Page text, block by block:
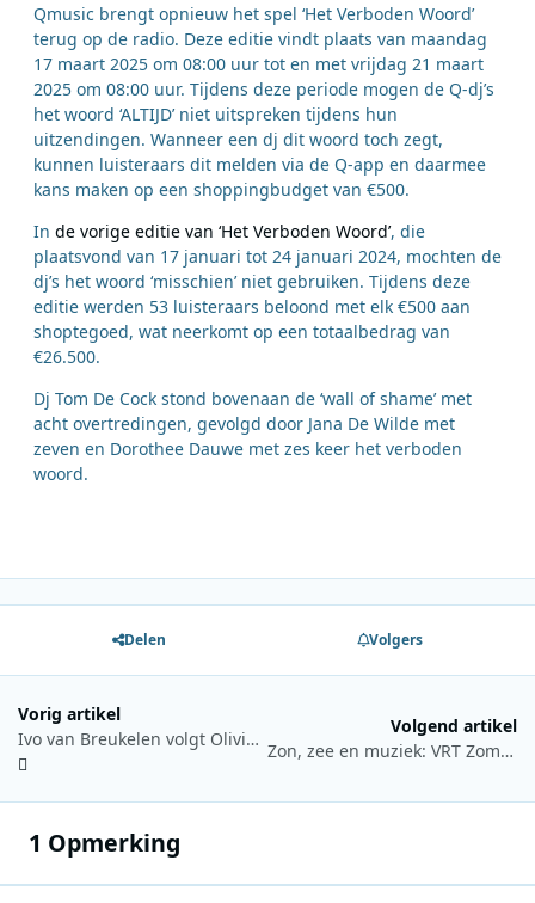
Qmusic brengt opnieuw het spel ‘Het Verboden Woord’
terug op de radio. Deze editie vindt plaats van maandag
17 maart 2025 om 08:00 uur tot en met vrijdag 21 maart
2025 om 08:00 uur. Tijdens deze periode mogen de Q-dj’s
het woord ‘ALTIJD’ niet uitspreken tijdens hun
uitzendingen. Wanneer een dj dit woord toch zegt,
kunnen luisteraars dit melden via de Q-app en daarmee
kans maken op een shoppingbudget van €500.
In de vorige editie van ‘Het Verboden Woord’, die
plaatsvond van 17 januari tot 24 januari 2024, mochten de
dj’s het woord ‘misschien’ niet gebruiken. Tijdens deze
editie werden 53 luisteraars beloond met elk €500 aan
shoptegoed, wat neerkomt op een totaalbedrag van
€26.500.
Dj Tom De Cock stond bovenaan de ‘wall of shame’ met
acht overtredingen, gevolgd door Jana De Wilde met
zeven en Dorothee Dauwe met zes keer het verboden
woord.
Delen Volgers
Vorig artikel
Ivo van Breukelen volgt Olivier Bakker op als stationvoice van 3FM
Volgend artikel
Zon, zee en muziek: VRT Zomerhit brengt zomergevoel naar Blankenberge
1 Opmerking